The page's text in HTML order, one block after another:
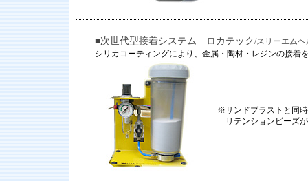
■次世代型接着システム ロカテック/スリーエム
シリカコーティングにより、金属・陶材・レジンの接着
※サンドブラストと同
リテンションビーズ